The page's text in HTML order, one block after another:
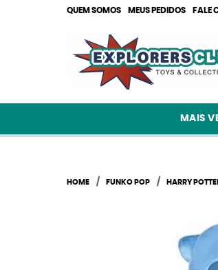
QUEM SOMOS MEUS PEDIDOS FALE
MAIS
HOME FUNKO POP HARRY